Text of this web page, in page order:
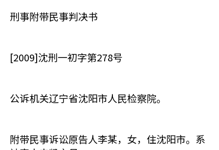
刑事附带民事判决书
[2009]沈刑一初字第278号
公诉机关辽宁省沈阳市人民检察院。
附带民事诉讼原告人李某，女，住沈阳市。系